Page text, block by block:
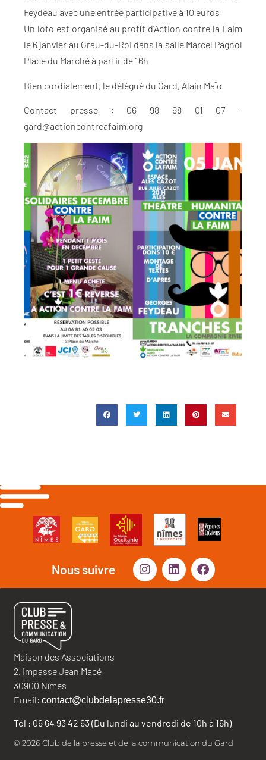
Feydeau avec une entrée participative à 10 euros
Un loto est organisé au profit d’Action contre la Faim
le 6 janvier au Grau-du-Roi dans la salle Marcel Pagnol
Place du Marché à partir de 16h
Bien cordialement, le délégué du Gard, Alain Maïo
Contact presse : 06 98 98 01 07 –
gard@actioncontreafaim.org
Nous suivre
Maison des Associations
2, impasse Jean Macé
30900 Nîmes
Email: contact@clubdelapresse30.fr
Tél : 06 64 93 42 63 (Du lundi au vendredi de 10h à 16h)
© 2026 Club de la presse et de la communication du Gard